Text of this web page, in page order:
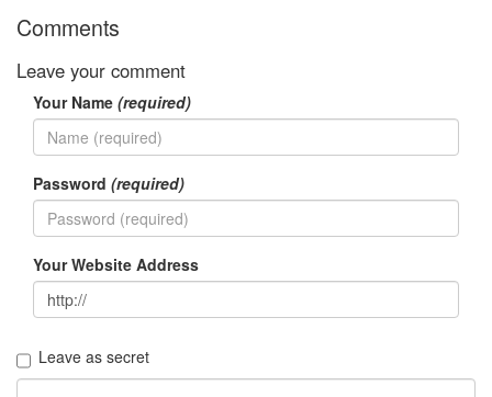
Comments
Leave your comment
Your Name (required)
Password (required)
Your Website Address
Leave as secret
BASMAN
AA1650
by
9V
6F22